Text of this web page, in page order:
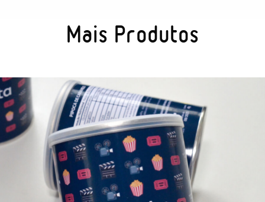
Mais Produtos